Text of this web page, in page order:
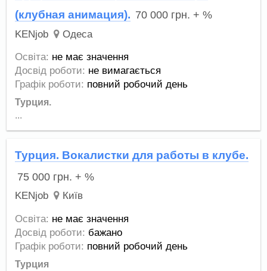
(клубная анимация). 70 000 грн. + %
KENjob Одеса
Освіта: не має значення
Досвід роботи: не вимагається
Графік роботи: повний робочий день
Турция.
...
Турция. Вокалистки для работы в клубе.
75 000 грн. + %
KENjob Київ
Освіта: не має значення
Досвід роботи: бажано
Графік роботи: повний робочий день
Турция